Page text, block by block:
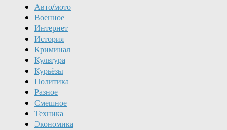
Авто/мото
Военное
Интернет
История
Криминал
Культура
Курьёзы
Политика
Разное
Смешное
Техника
Экономика